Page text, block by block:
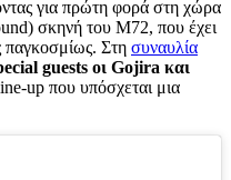
για πρώτη φορά στη χώρα
σκηνή του M72, που έχει
παγκοσμίως. Στη συναυλία
guests οι Gojira και
up που υπόσχεται μια